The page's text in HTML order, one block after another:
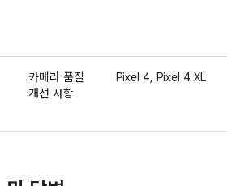
카메라 품질
개선 사항
Pixel 4, Pixel 4 XL